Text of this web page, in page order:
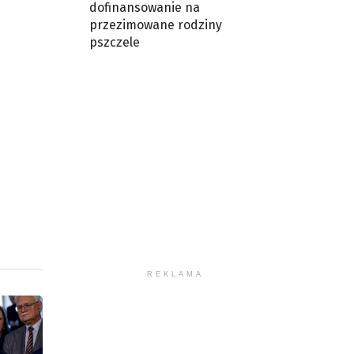
dofinansowanie na
przezimowane rodziny
pszczele
REKLAMA